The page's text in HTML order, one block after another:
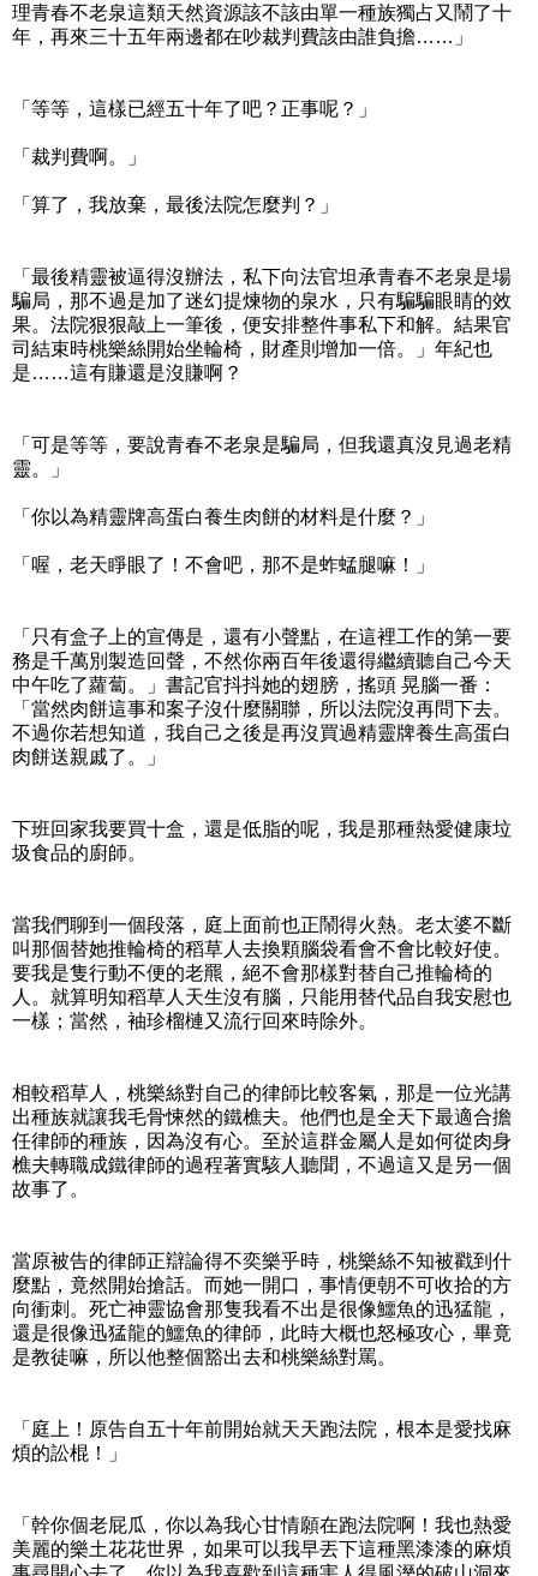
理青春不老泉這類天然資源該不該由單一種族獨占又鬧了十
年，再來三十五年兩邊都在吵裁判費該由誰負擔……」
「等等，這樣已經五十年了吧？正事呢？」
「裁判費啊。」
「算了，我放棄，最後法院怎麼判？」
「最後精靈被逼得沒辦法，私下向法官坦承青春不老泉是場
騙局，那不過是加了迷幻提煉物的泉水，只有騙騙眼睛的效
果。法院狠狠敲上一筆後，便安排整件事私下和解。結果官
司結束時桃樂絲開始坐輪椅，財產則增加一倍。」年紀也
是……這有賺還是沒賺啊？
「可是等等，要說青春不老泉是騙局，但我還真沒見過老精
靈。」
「你以為精靈牌高蛋白養生肉餅的材料是什麼？」
「喔，老天睜眼了！不會吧，那不是蚱蜢腿嘛！」
「只有盒子上的宣傳是，還有小聲點，在這裡工作的第一要
務是千萬別製造回聲，不然你兩百年後還得繼續聽自己今天
中午吃了蘿蔔。」書記官抖抖她的翅膀，搖頭 晃腦一番：
「當然肉餅這事和案子沒什麼關聯，所以法院沒再問下去。
不過你若想知道，我自己之後是再沒買過精靈牌養生高蛋白
肉餅送親戚了。」
下班回家我要買十盒，還是低脂的呢，我是那種熱愛健康垃
圾食品的廚師。
當我們聊到一個段落，庭上面前也正鬧得火熱。老太婆不斷
叫那個替她推輪椅的稻草人去換顆腦袋看會不會比較好使。
要我是隻行動不便的老羆，絕不會那樣對替自己推輪椅的
人。就算明知稻草人天生沒有腦，只能用替代品自我安慰也
一樣；當然，袖珍榴槤又流行回來時除外。
相較稻草人，桃樂絲對自己的律師比較客氣，那是一位光講
出種族就讓我毛骨悚然的鐵樵夫。他們也是全天下最適合擔
任律師的種族，因為沒有心。至於這群金屬人是如何從肉身
樵夫轉職成鐵律師的過程著實駭人聽聞，不過這又是另一個
故事了。
當原被告的律師正辯論得不奕樂乎時，桃樂絲不知被戳到什
麼點，竟然開始搶話。而她一開口，事情便朝不可收拾的方
向衝刺。死亡神靈協會那隻我看不出是很像鱷魚的迅猛龍，
還是很像迅猛龍的鱷魚的律師，此時大概也怒極攻心，畢竟
是教徒嘛，所以他整個豁出去和桃樂絲對罵。
「庭上！原告自五十年前開始就天天跑法院，根本是愛找麻
煩的訟棍！」
「幹你個老屁瓜，你以為我心甘情願在跑法院啊！我也熱愛
美麗的樂土花花世界，如果可以我早丟下這種黑漆漆的麻煩